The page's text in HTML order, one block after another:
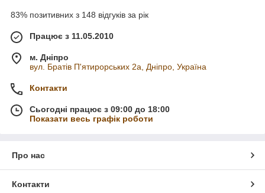
83% позитивних з 148 відгуків за рік
Працює з 11.05.2010
м. Дніпро
вул. Братів П'ятирорських 2а, Дніпро, Україна
Контакти
Сьогодні працює з 09:00 до 18:00
Показати весь графік роботи
Про нас
Контакти